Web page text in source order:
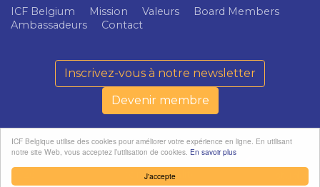
J'accepte
ICF Belgique utilise des cookies pour améliorer votre expérience en ligne. En utilisant
notre site Web, vous acceptez l’utilisation de cookies. En savoir plus
ICF Belgium Mission Valeurs
Board Members
Ambassadeurs
Contact
Inscrivez-vous à notre newsletter
Devenir membre
confidentialité